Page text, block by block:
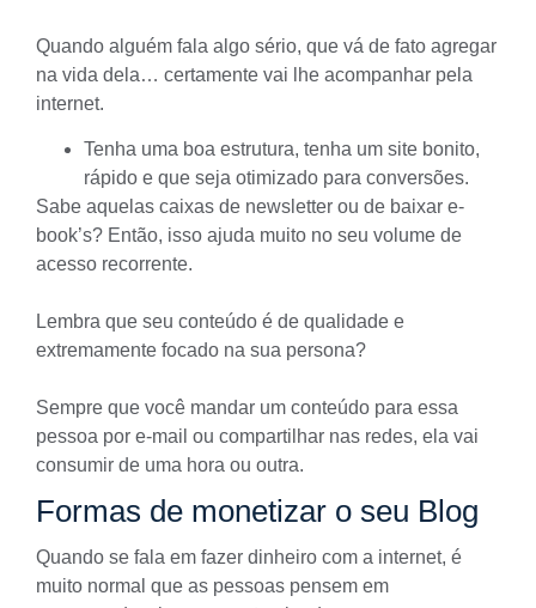
Quando alguém fala algo sério, que vá de fato agregar
na vida dela… certamente vai lhe acompanhar pela
internet.
Tenha uma boa estrutura, tenha um site bonito,
rápido e que seja otimizado para conversões.
Sabe aquelas caixas de newsletter ou de baixar e-
book’s? Então, isso ajuda muito no seu volume de
acesso recorrente.
Lembra que seu conteúdo é de qualidade e
extremamente focado na sua persona?
Sempre que você mandar um conteúdo para essa
pessoa por e-mail ou compartilhar nas redes, ela vai
consumir de uma hora ou outra.
Formas de monetizar o seu Blog
Quando se fala em fazer dinheiro com a internet, é
muito normal que as pessoas pensem em